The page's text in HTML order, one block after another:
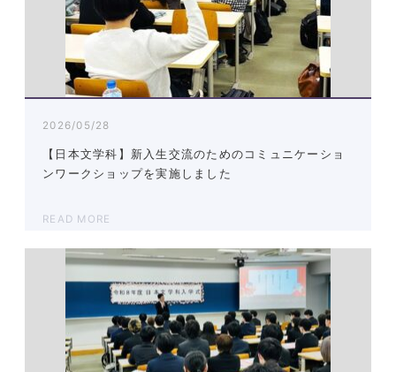
2026/05/28
【日本文学科】新入生交流のためのコミュニケーショ
ンワークショップを実施しました
READ MORE